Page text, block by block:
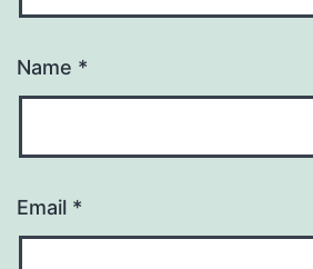
Name *
Email *